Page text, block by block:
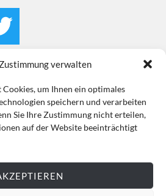
verwalten
um Ihnen ein optimales
speichern und verarbeiten
Sie Ihre Zustimmung nicht erteilen,
auf der Website beeinträchtigt
Datenschutz
Impressum